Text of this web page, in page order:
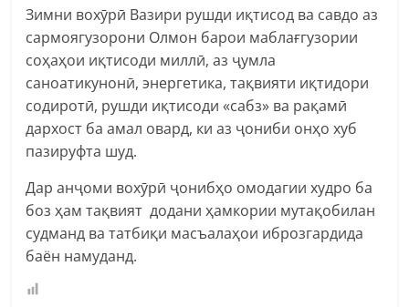
Зимни вохӯрӣ Вазири рушди иқтисод ва савдо аз
сармоягузорони Олмон барои маблағгузории
соҳаҳои иқтисоди миллӣ, аз ҷумла
саноатикунонӣ, энергетика, тақвияти иқтидори
содиротӣ, рушди иқтисоди «сабз» ва рақамӣ
дархост ба амал овард, ки аз ҷониби онҳо хуб
пазируфта шуд.
Дар анҷоми вохӯрӣ ҷонибҳо омодагии худро ба
боз ҳам тақвият додани ҳамкории мутақобилан
судманд ва татбиқи масъалаҳои иброзгардида
баён намуданд.